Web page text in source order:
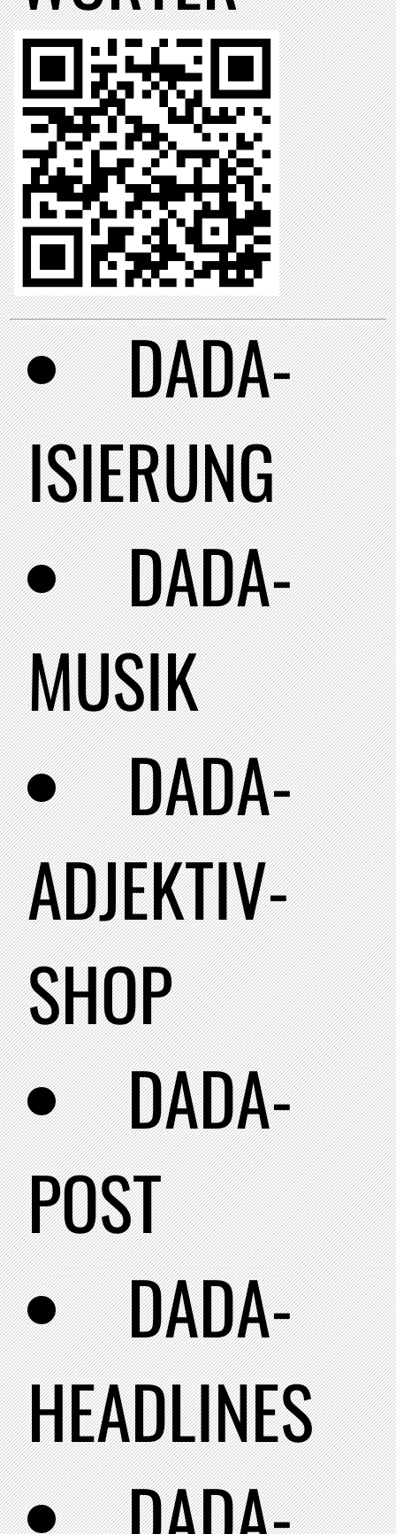
DADA-
ISIERUNG
DADA-
MUSIK
DADA-
ADJEKTIV-
SHOP
DADA-
POST
DADA-
HEADLINES